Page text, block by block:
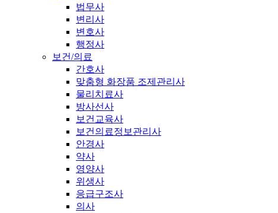
법무사
변리사
변호사
행정사
보건/의료
간호사
맞춤형 화장품 조제관리사
물리치료사
방사선사
보건교육사
보건의료정보관리사
안경사
약사
영양사
위생사
응급구조사
의사